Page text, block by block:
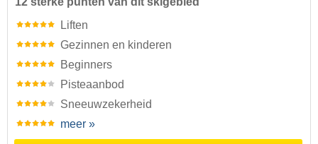
Liften
Gezinnen en kinderen
Beginners
Pisteaanbod
Sneeuwzekerheid
meer »